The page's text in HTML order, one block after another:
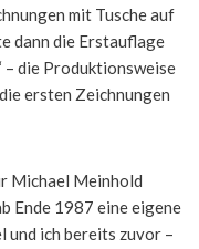
mit Tusche auf
dann die Erstauflage
– die Produktionsweise
ersten Zeichnungen
Michael Meinhold
Ende 1987 eine eigene
und ich bereits zuvor –